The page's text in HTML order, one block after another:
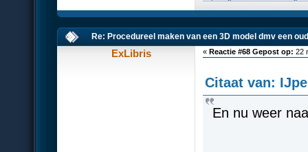
Re: Procedureel maken van een 3D model dmv een
ExLibris «Reactie #68 Gepost op: 22
Citaat van:
En nu weer